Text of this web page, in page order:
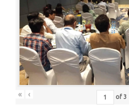
« ‹ of3